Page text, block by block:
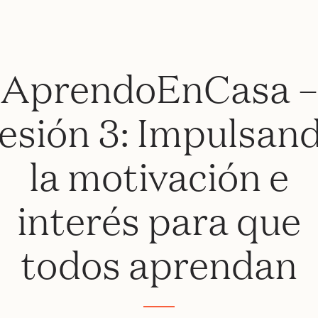
AprendoEnCasa –
3:
la motivación e
interés para que
todos aprendan